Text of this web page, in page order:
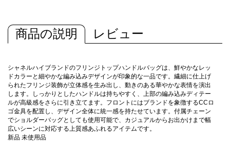
商品の説明 レビュー
シャネルハイブランドのフリンジトップハンドルバッグは、鮮やかなレッ
ドカラーと細やかな編み込みデザインが印象的な一品です。繊細に仕上げ
られたフリンジ装飾が立体感を生み出し、動きのある華やかな表情を演出
します。しっかりとしたハンドルは持ちやすく、上部の編み込みディテー
ルが高級感をさらに引き立てます。フロントにはブランドを象徴するCCロ
ゴ金具を配置し、デザイン全体に統一感を持たせています。付属チェーン
でショルダーバッグとしても使用可能で、カジュアルからお出かけまで幅
広いシーンに対応する上質感あふれるアイテムです。
新品 未使用品